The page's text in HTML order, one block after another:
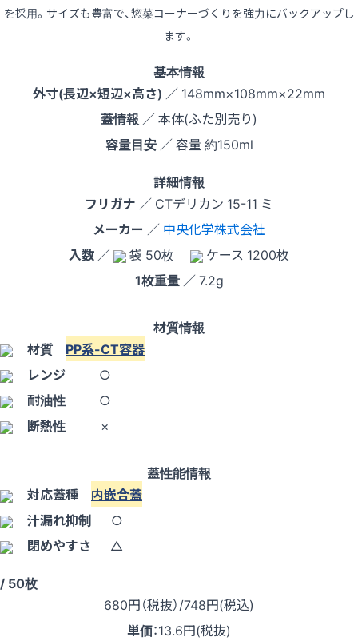
を採用。サイズも豊富で、惣菜コーナーづくりを強力にバックアップし
ます。
基本情報
外寸(長辺×短辺×高さ) ／ 148mm×108mm×22mm
蓋情報 ／ 本体(ふた別売り)
容量目安／ 容量 約150ml
詳細情報
フリガナ ／ CTデリカン 15-11 ミ
メーカー ／ 中央化学株式会社
入数 ／ 袋 50枚
ケース 1200枚
1枚重量／ 7.2g
材質情報
材質 PP系-CT容器
レンジ
○
耐油性
○
断熱性
×
蓋性能情報
対応蓋種 内嵌合蓋
汁漏れ抑制
○
閉めやすさ
△
50枚
680円（税抜）/748円(税込)
単価：13.6円(税抜)